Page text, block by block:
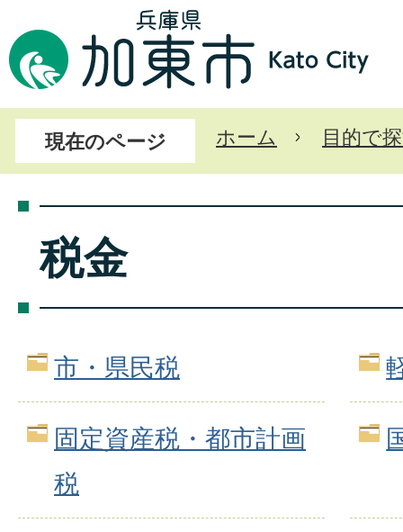
現在のページ ホーム 目的で
税金
市・県民税
固定資産税・都市計画
税